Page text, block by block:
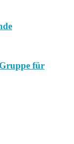
für